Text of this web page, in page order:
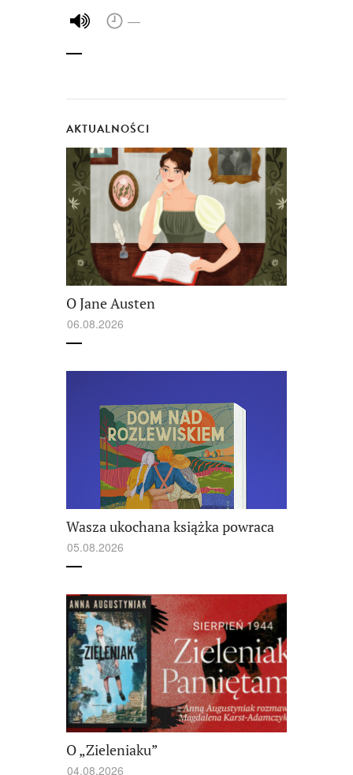
—
AKTUALNOŚCI
O Jane Austen
06.08.2026
Wasza ukochana książka powraca
05.08.2026
O „Zieleniaku”
04.08.2026